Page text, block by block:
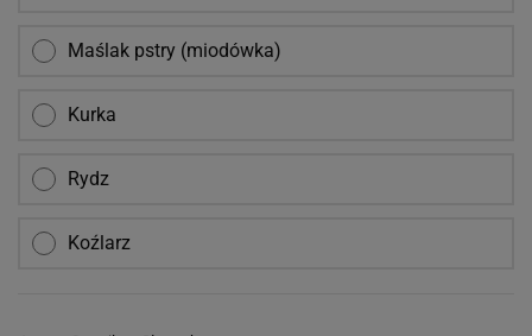
Maślak pstry (miodówka)
Kurka
Rydz
Koźlarz